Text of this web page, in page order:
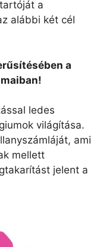
a
alábbi két cél
a
ledes
világítása.
ami
mellett
jelent a